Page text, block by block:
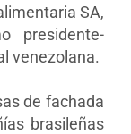
SA,
presidente-
venezolana.
de fachada
brasileñas